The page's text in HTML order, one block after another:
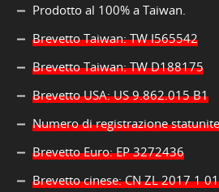
Prodotto al 100% a Taiwan.
Brevetto Taiwan: TW I565542
Brevetto Taiwan: TW D188175
Brevetto USA: US 9.862.015 B1
Numero di registrazione
Brevetto Euro: EP 3272436
Brevetto cinese: CN ZL 2017 1